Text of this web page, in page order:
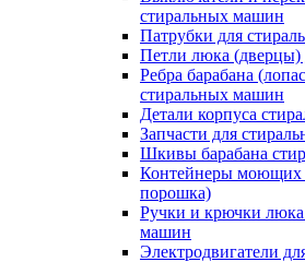
стиральных машин
Патрубки для
Петли люка (дверцы)
Ребра барабана
стиральных машин
Детали корпуса
Запчасти для
Шкивы барабана
Контейнеры моющих
порошка)
Ручки и крючки люка
машин
Электродвигатели